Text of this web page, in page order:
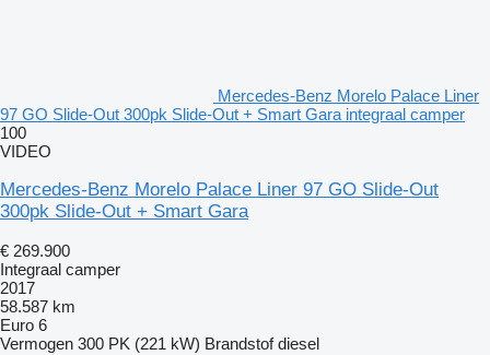
Mercedes-Benz Morelo Palace Liner
97 GO Slide-Out 300pk Slide-Out + Smart Gara integraal camper
100
VIDEO
Mercedes-Benz Morelo Palace Liner 97 GO Slide-Out
300pk Slide-Out + Smart Gara
€ 269.900
Integraal camper
2017
58.587 km
Euro 6
Vermogen 300 PK (221 kW) Brandstof diesel